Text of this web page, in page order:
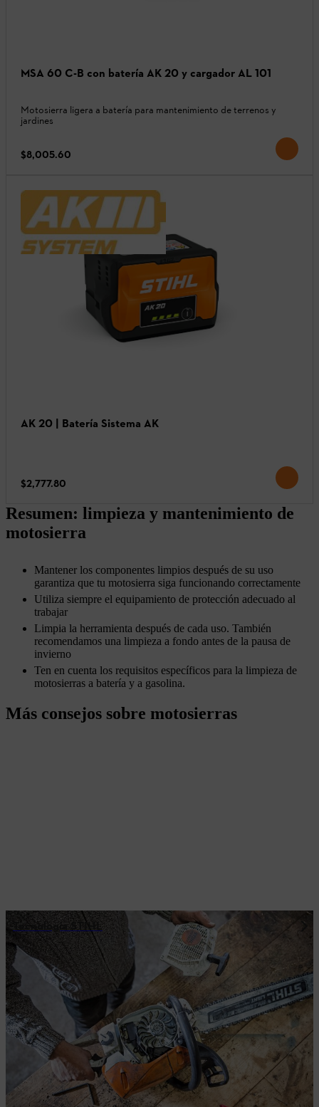
MSA 60 C-B con batería AK 20 y cargador AL 101
Motosierra ligera a batería para mantenimiento de terrenos y
jardines
$8,005.60
AK 20 | Batería Sistema AK
$2,777.80
Resumen: limpieza y mantenimiento de
motosierra
Mantener los componentes limpios después de su uso
garantiza que tu motosierra siga funcionando correctamente
Utiliza siempre el equipamiento de protección adecuado al
trabajar
Limpia la herramienta después de cada uso. También
recomendamos una limpieza a fondo antes de la pausa de
invierno
Ten en cuenta los requisitos específicos para la limpieza de
motosierras a batería y a gasolina.
Más consejos sobre motosierras
Tecnología STIHL